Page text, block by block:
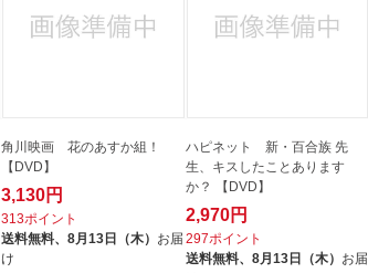
角川映画 花のあすか組！
【DVD】
3,130円
313ポイント
送料無料、8月13日（木） お届
け
ハピネット 新・百合族 先
生、キスしたことあります
か？ 【DVD】
2,970円
297ポイント
送料無料、 8月13日（木） お届